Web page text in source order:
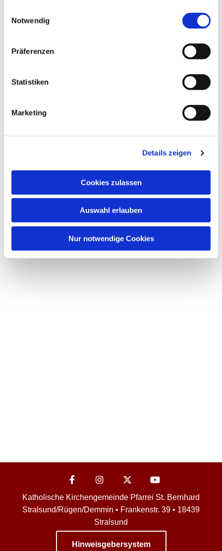
Notwendig
Präferenzen
Statistiken
Marketing
Details zeigen
Cookies zulassen
Auswahl erlauben
Nur notwendige Cookies
Dies könnte Sie auch
interessieren
Katholische Kirchengemeinde Pfarrei St. Bernhard
Stralsund/Rügen/Demmin • Frankenstr. 39 • 18439
Stralsund
Hinweisgebersystem